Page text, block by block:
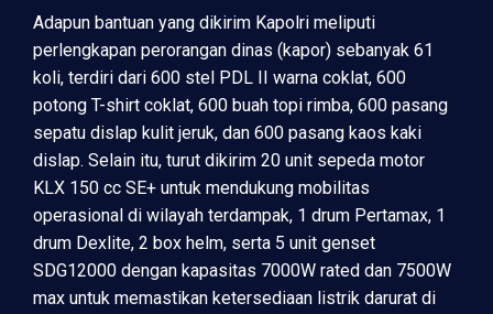
Adapun bantuan yang dikirim Kapolri meliputi
perlengkapan perorangan dinas (kapor) sebanyak 61
koli, terdiri dari 600 stel PDL II warna coklat, 600
potong T-shirt coklat, 600 buah topi rimba, 600 pasang
sepatu dislap kulit jeruk, dan 600 pasang kaos kaki
dislap. Selain itu, turut dikirim 20 unit sepeda motor
KLX 150 cc SE+ untuk mendukung mobilitas
operasional di wilayah terdampak, 1 drum Pertamax, 1
drum Dexlite, 2 box helm, serta 5 unit genset
SDG12000 dengan kapasitas 7000W rated dan 7500W
max untuk memastikan ketersediaan listrik darurat di